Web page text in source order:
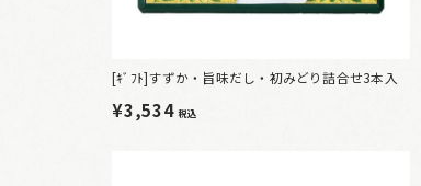
[ｷﾞﾌﾄ]すずか・旨味だし・初みどり詰合せ3本入
¥3,534税込